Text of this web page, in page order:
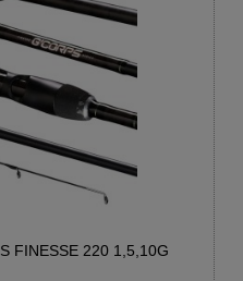
FINESSE 220 1,5,10G